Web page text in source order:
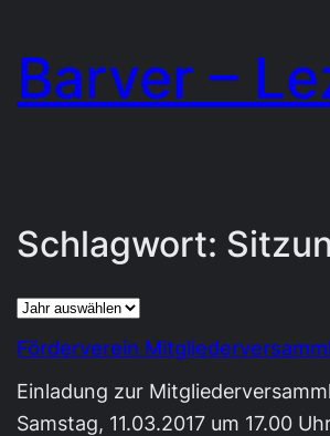
Inhalt
springen
Barver –
Schlagwort:
Archiv
Förderverein
Einladung zur
Samstag, 11.03.2017 um 17.00